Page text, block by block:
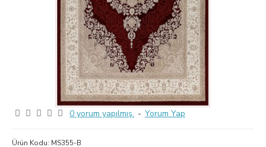
0 yorum yapılmış. - Yorum Yap
Ürün Kodu: MS355-B